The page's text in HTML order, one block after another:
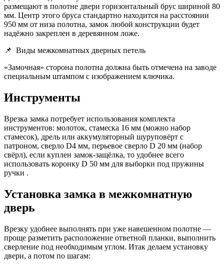
размещают в полотне двери горизонтальный брус шириной 80
мм. Центр этого бруса стандартно находится на расстоянии
950 мм от низа полотна, замок любой конструкции будет
надёжно закреплен в деревянном ложе.
📌 Виды межкомнатных дверных петель
«Замочная» сторона полотна должна быть отмечена на заводе
специальным штампом с изображением ключика.
Инструменты
Врезка замка потребует использования комплекта
инструментов: молоток, стамеска 16 мм (можно набор
стамесок), дрель или аккумуляторный шуруповёрт с
патроном, сверло D4 мм, перьевое сверло D 20 мм (набор
свёрл), если куплен замок-защёлка, то удобнее всего
использовать коронку D 50 мм для выборки под пружины
ручки .
Установка замка в межкомнатную
дверь
Врезку удобнее выполнять при уже навешенном полотне —
проще разметить расположение ответной планки, выполнить
сверление под необходимым углом. Итак делаем установку
двери, а потом по шагам: